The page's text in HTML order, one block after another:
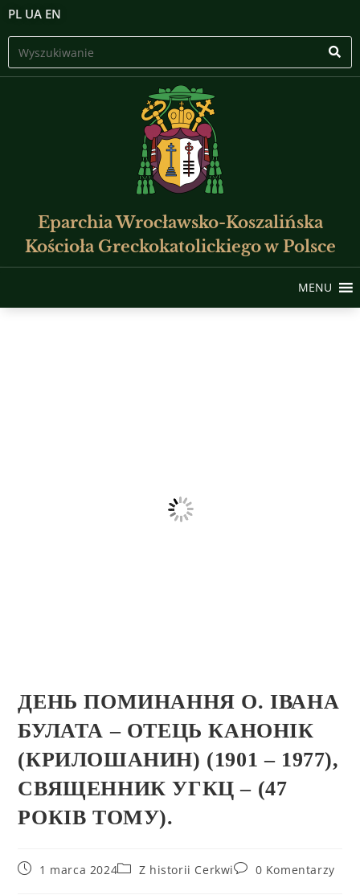
PL UA EN
Eparchia Wrocławsko-Koszalińska
Kościoła Greckokatolickiego w Polsce
MENU
ДЕНЬ ПОМИНАННЯ О. ІВАНА
БУЛАТА – ОТЕЦЬ КАНОНІК
(КРИЛОШАНИН) (1901 – 1977),
СВЯЩЕННИК УГКЦ – (47
РОКІВ ТОМУ).
1 marca 2024 Z historii Cerkwi 0 Komentarzy